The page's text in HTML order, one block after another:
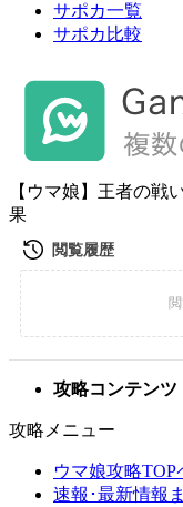
サポカ一覧
サポカ比較
【ウマ娘】王者の戦
果
攻略コンテンツ
攻略メニュー
ウマ娘攻略TOP
速報･最新情報